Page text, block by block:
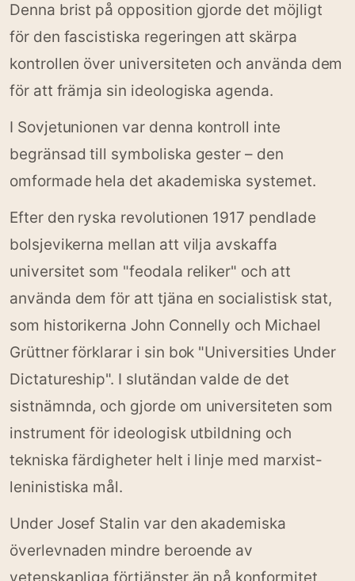
Denna brist på opposition gjorde det möjligt
för den fascistiska regeringen att skärpa
kontrollen över universiteten och använda dem
för att främja sin ideologiska agenda.
I Sovjetunionen var denna kontroll inte
begränsad till symboliska gester – den
omformade hela det akademiska systemet.
Efter den ryska revolutionen 1917 pendlade
bolsjevikerna mellan att vilja avskaffa
universitet som "feodala reliker" och att
använda dem för att tjäna en socialistisk stat,
som historikerna John Connelly och Michael
Grüttner förklarar i sin bok "Universities Under
Dictatureship". I slutändan valde de det
sistnämnda, och gjorde om universiteten som
instrument för ideologisk utbildning och
tekniska färdigheter helt i linje med marxist-
leninistiska mål.
Under Josef Stalin var den akademiska
överlevnaden mindre beroende av